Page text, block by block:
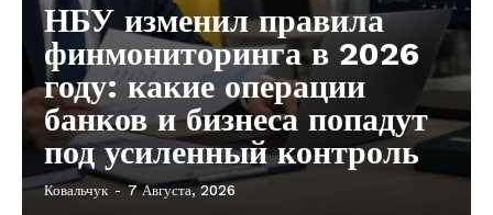
НБУ изменил правила
финмониторинга в 2026
году: какие операции
банков и бизнеса попадут
под усиленный контроль
Ковальчук - 7 Августа, 2026